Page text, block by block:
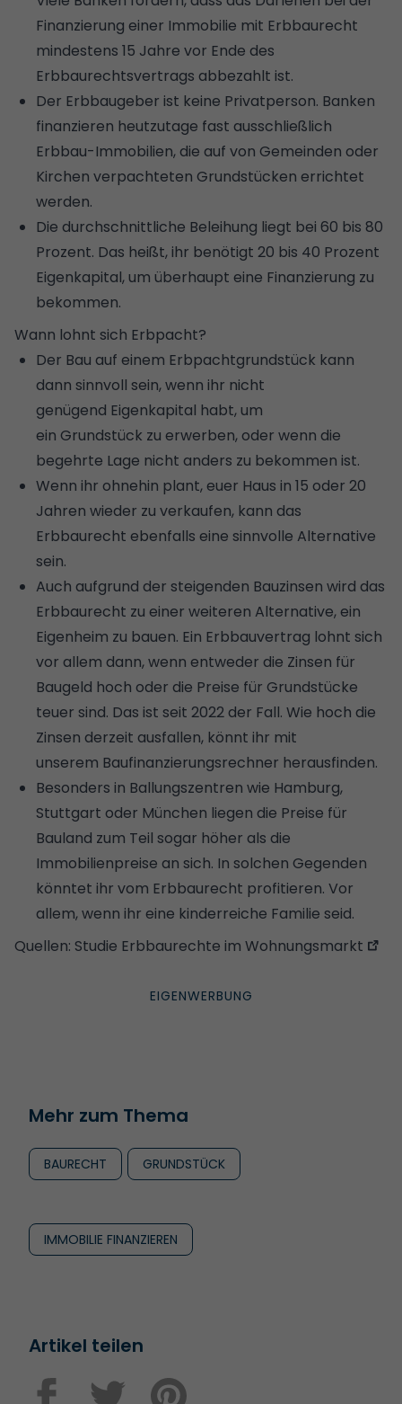
Finanzierung einer Immobilie mit Erbbaurecht
mindestens 15 Jahre vor Ende des
Erbbaurechtsvertrags abbezahlt ist.
Der Erbbaugeber ist keine Privatperson. Banken
finanzieren heutzutage fast ausschließlich
Erbbau-Immobilien, die auf von Gemeinden oder
Kirchen verpachteten Grundstücken errichtet
werden.
Die durchschnittliche Beleihung liegt bei 60 bis 80
Prozent. Das heißt, ihr benötigt 20 bis 40 Prozent
Eigenkapital, um überhaupt eine Finanzierung zu
bekommen.
Wann lohnt sich Erbpacht?
Der Bau auf einem Erbpachtgrundstück kann
dann sinnvoll sein, wenn ihr nicht
genügend Eigenkapital habt, um
ein Grundstück zu erwerben, oder wenn die
begehrte Lage nicht anders zu bekommen ist.
Wenn ihr ohnehin plant, euer Haus in 15 oder 20
Jahren wieder zu verkaufen, kann das
Erbbaurecht ebenfalls eine sinnvolle Alternative
sein.
Auch aufgrund der steigenden Bauzinsen wird das
Erbbaurecht zu einer weiteren Alternative, ein
Eigenheim zu bauen. Ein Erbbauvertrag lohnt sich
vor allem dann, wenn entweder die Zinsen für
Baugeld hoch oder die Preise für Grundstücke
teuer sind. Das ist seit 2022 der Fall. Wie hoch die
Zinsen derzeit ausfallen, könnt ihr mit
unserem Baufinanzierungsrechner herausfinden.
Besonders in Ballungszentren wie Hamburg,
Stuttgart oder München liegen die Preise für
Bauland zum Teil sogar höher als die
Immobilienpreise an sich. In solchen Gegenden
könntet ihr vom Erbbaurecht profitieren. Vor
allem, wenn ihr eine kinderreiche Familie seid.
Quellen: Studie Erbbaurechte im Wohnungsmarkt
Mehr zum Thema
BAURECHT GRUNDSTÜCK
IMMOBILIE FINANZIEREN
Artikel teilen